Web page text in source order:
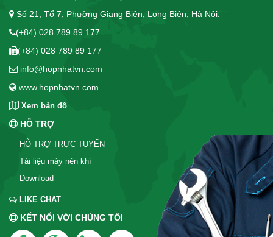
Số 21, Tổ 7, Phường Giang Biên, Long Biên, Hà Nội.
(+84) 028 789 89 177
(+84) 028 789 89 177
info@hopnhatvn.com
www.hopnhatvn.com
Xem bản đồ
HỖ TRỢ
HỖ TRỢ TRỰC TUYẾN
Tài liệu máy nén khí
Download
LIKE CHAT
KẾT NỐI VỚI CHÚNG TÔI